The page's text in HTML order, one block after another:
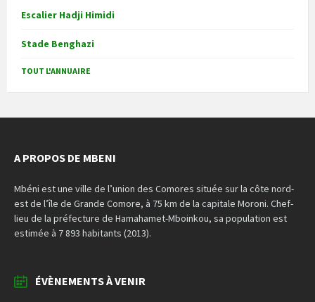
Escalier Hadji Himidi
Stade Benghazi
TOUT L'ANNUAIRE
A PROPOS DE MBENI
Mbéni est une ville de l’union des Comores située sur la côte nord-
est de l’île de Grande Comore, à 75 km de la capitale Moroni. Chef-
lieu de la préfecture de Hamahamet-Mboinkou, sa population est
estimée à 7 893 habitants (2013).
ÉVÈNEMENTS À VENIR